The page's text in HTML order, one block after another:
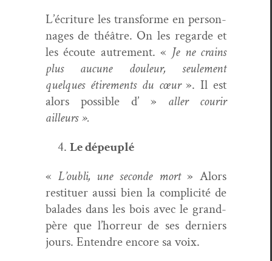
L’écriture les trans­forme en per­son­
nages de théâtre. On les regarde et
les écoute autrement. « Je ne crains
plus aucune douleur, seule­ment
quelques étire­ments du cœur». Il est
alors pos­si­ble d’ » aller courir
ailleurs ».
Le dépe­u­plé
« L’oubli, une sec­onde mort» Alors
restituer aus­si bien la com­plic­ité de
balades dans les bois avec le grand-
père que l’horreur de ses derniers
jours. Enten­dre encore sa voix.